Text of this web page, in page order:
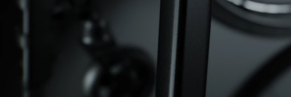
FRANCE
INTERNATIONAL